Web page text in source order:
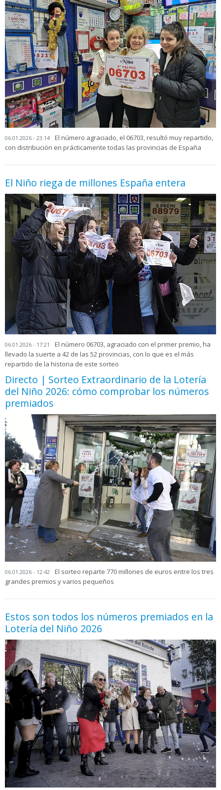
06.01.2026 - 23:14
El número agraciado, el 06703, resultó muy repartido,
con distribución en prácticamente todas las provincias de España
El Niño riega de millones España entera
06.01.2026 - 17:21
El número 06703, agraciado con el primer premio, ha
llevado la suerte a 42 de las 52 provincias, con lo que es el más
repartido de la historia de este sorteo
Directo | Sorteo Extraordinario de la Lotería
del Niño 2026: cómo comprobar los números
premiados
06.01.2026 - 12:42
El sorteo reparte 770 millones de euros entre los tres
grandes premios y varios pequeños
Estos son todos los números premiados en la
Lotería del Niño 2026